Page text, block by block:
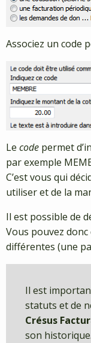
Associez un code
Le code permet
par exemple
C’est vous qui
utiliser et de la
Il est possible de
Vous pouvez
différentes (une
Il est
statuts et de
Crésus
son